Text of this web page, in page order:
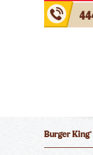
444 54 64
Burger King®